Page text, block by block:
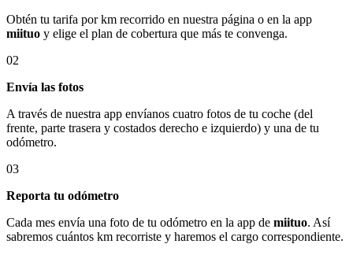
Obtén tu tarifa por km recorrido en nuestra página o en la app
miituo y elige el plan de cobertura que más te convenga.
02
Envía las fotos
A través de nuestra app envíanos cuatro fotos de tu coche (del
frente, parte trasera y costados derecho e izquierdo) y una de tu
odómetro.
03
Reporta tu odómetro
Cada mes envía una foto de tu odómetro en la app de miituo. Así
sabremos cuántos km recorriste y haremos el cargo correspondiente.